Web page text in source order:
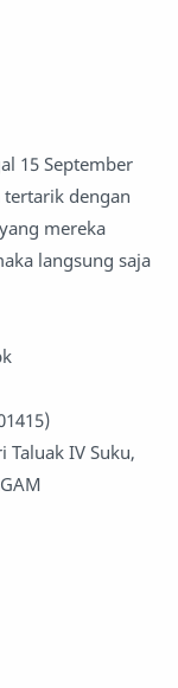
15 September
dengan
mereka
langsung saja
Taluak IV Suku,